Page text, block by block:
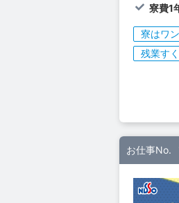
寮費1
寮はワ
残業す
お仕事No.